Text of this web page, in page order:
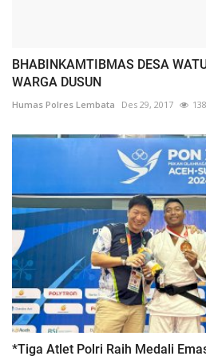
BHABINKAMTIBMAS DESA
WARGA DUSUN
Humas Polres Lembata Des 29, 2017
*Tiga Atlet Polri Raih Medali